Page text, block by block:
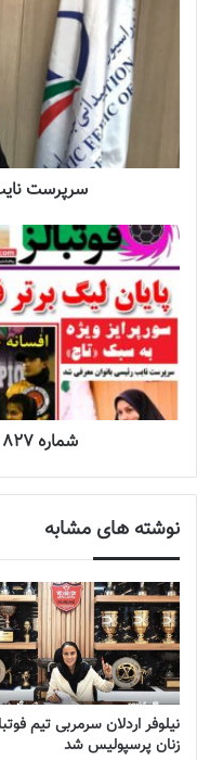
سرپرست نایب رئیس
بانوان از هیچ تلاشی
اتفاقات خوبی در حوزه
نوشته های مشابه
چالش
زنان
14
زنان
24
دعوت آزمون از
21
با فوتبالز همراه شوید
اینستاگرام فوتبالز را دنبال
footballs.women@
سرپرست
شماره 827 روزنامه فوتبالز منتشر شد
نوشته های مشابه
نیلوفر اردلان سرمربی تیم
زنان پرسپولیس شد